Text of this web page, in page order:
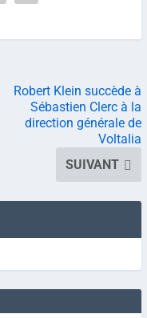
Robert Klein succède à
Sébastien Clerc à la
direction générale de
Voltalia
SUIVANT